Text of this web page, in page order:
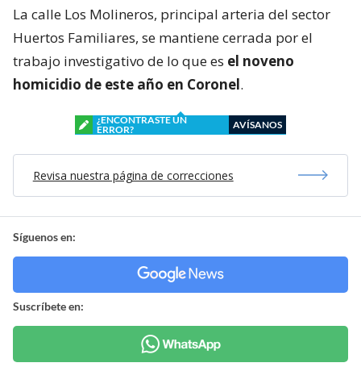
La calle Los Molineros, principal arteria del sector
Huertos Familiares, se mantiene cerrada por el
trabajo investigativo de lo que es el noveno
homicidio de este año en Coronel.
¿ENCONTRASTE UN
ERROR?
AVÍSANOS
Revisa nuestra página de correcciones
Síguenos en:
Suscríbete en: